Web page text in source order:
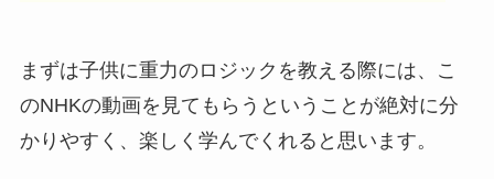
まずは子供に重力のロジックを教える際には、こ
のNHKの動画を見てもらうということが絶対に分
かりやすく、楽しく学んでくれると思います。